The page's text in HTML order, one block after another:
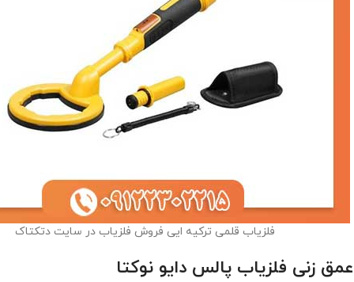
فلزیاب قلمی ترکیه ایی فروش فلزیاب در سایت دتکتاک
عمق زنی فلزیاب پالس دایو نوکتا